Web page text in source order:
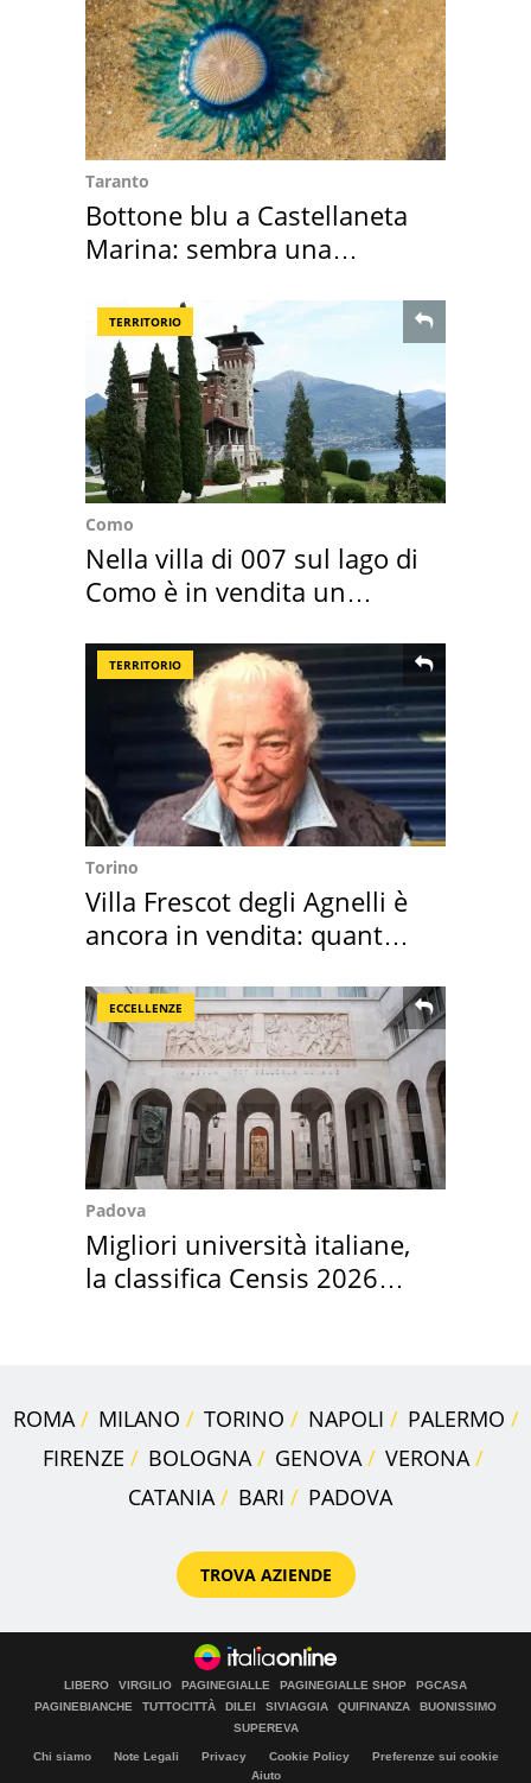
Taranto
Bottone blu a Castellaneta
Marina: sembra una
TERRITORIO
Como
Nella villa di 007 sul lago di
Como è in vendita un
TERRITORIO
Torino
Villa Frescot degli Agnelli è
ancora in vendita: quanto
ECCELLENZE
Padova
Migliori università italiane,
la classifica Censis 2026
ROMA MILANO TORINO NAPOLI
PALERMO
FIRENZE
BOLOGNA GENOVA
VERONA
CATANIA
BARI PADOVA
TROVA AZIENDE
LIBERO VIRGILIO PAGINEGIALLE PAGINEGIALLE SHOP
PGCASA
PAGINEBIANCHE
TUTTOCITTÀ DILEI SIVIAGGIA QUIFINANZA
BUONISSIMO
SUPEREVA
Chi siamo Note Legali Privacy Cookie Policy
Preferenze sui cookie
Aiuto